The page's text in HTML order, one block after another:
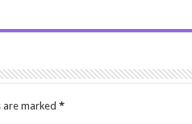
marked *